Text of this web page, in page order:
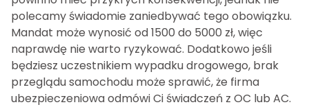
polecamy świadomie zaniedbywać tego obowiązku.
Mandat może wynosić od 1500 do 5000 zł, więc
naprawdę nie warto ryzykować. Dodatkowo jeśli
będziesz uczestnikiem wypadku drogowego, brak
przeglądu samochodu może sprawić, że firma
ubezpieczeniowa odmówi Ci świadczeń z OC lub AC.